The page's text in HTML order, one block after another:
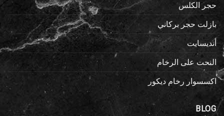
حجر الكلس
بازلت حجر بركاني
أنديسايت
النحت على الرخام
اكسسوار رخام ديكور
BLOG